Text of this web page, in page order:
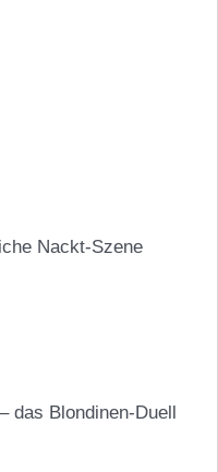
Nackt-Szene
das Blondinen-Duell